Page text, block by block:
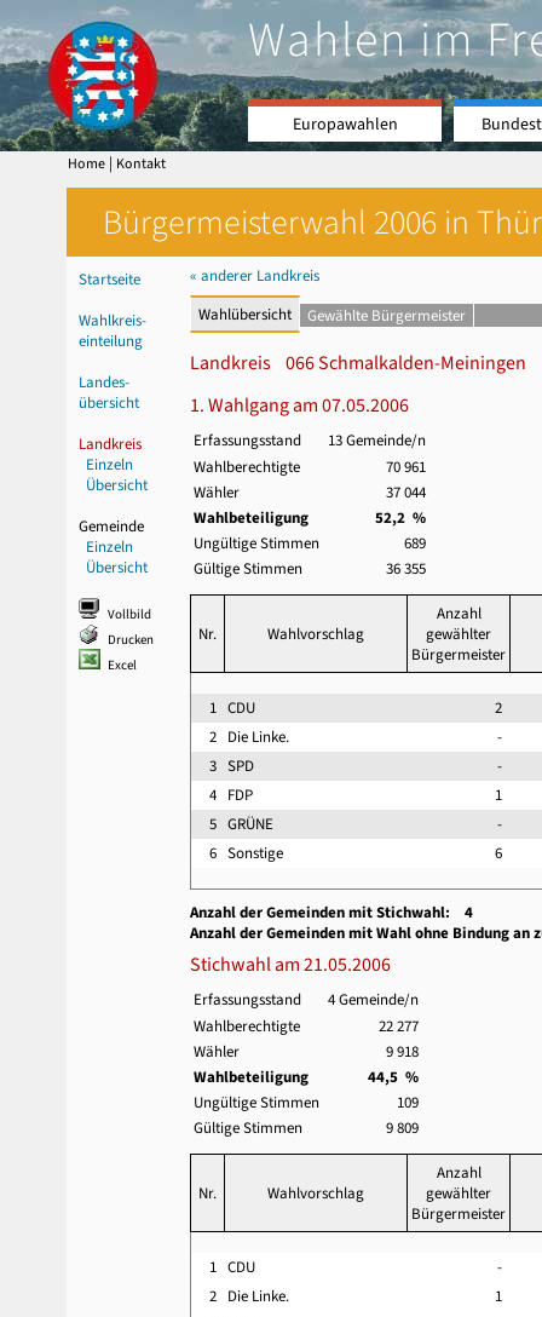
Wahlen im
Europawahlen
Home | Kontakt
Bürgermeisterwahl 2006 in
Startseite
Wahlkreis-
einteilung
Landes-
übersicht
Landkreis
Einzeln
Übersicht
Gemeinde
Einzeln
Übersicht
Vollbild
Drucken
Excel
« anderer Landkreis
Wahlübersicht
Gewählte Bürgermeister
Landkreis 066 Schmalkalden-Meiningen
1. Wahlgang am 07.05.2006
Erfassungsstand
13 Gemeinde/n
Wahlberechtigte
70 961
Wähler
37 044
Wahlbeteiligung
52,2 %
Ungültige Stimmen
689
Gültige Stimmen
36 355
Nr. Wahlvorschlag
Anzahl
gewählter
Bürgermeister
1 CDU
2
2 Die Linke.
-
3 SPD
-
4 FDP
1
5 GRÜNE
-
6 Sonstige 6
Anzahl der Gemeinden mit Stichwahl: 4
Anzahl der Gemeinden mit Wahl ohne Bindung
Stichwahl am 21.05.2006
Erfassungsstand
4 Gemeinde/n
Wahlberechtigte
22 277
Wähler
9 918
Wahlbeteiligung
44,5 %
Ungültige Stimmen
109
Gültige Stimmen
9 809
Nr. Wahlvorschlag
Anzahl
gewählter
Bürgermeister
1 CDU
-
2 Die Linke.
1